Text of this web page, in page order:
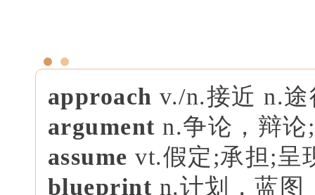
approach v./n.接近 n.
argument n.争论，辩
assume vt.假定;承担;呈
blueprint n.计划，蓝图